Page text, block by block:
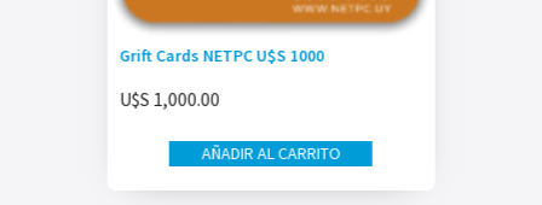
Grift Cards NETPC U$S 1000
U$S 1,000.00
AÑADIR AL CARRITO